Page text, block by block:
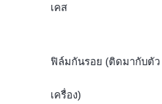
เคส
ฟิล์มกันรอย (ติดมากับตัว
เครื่อง)